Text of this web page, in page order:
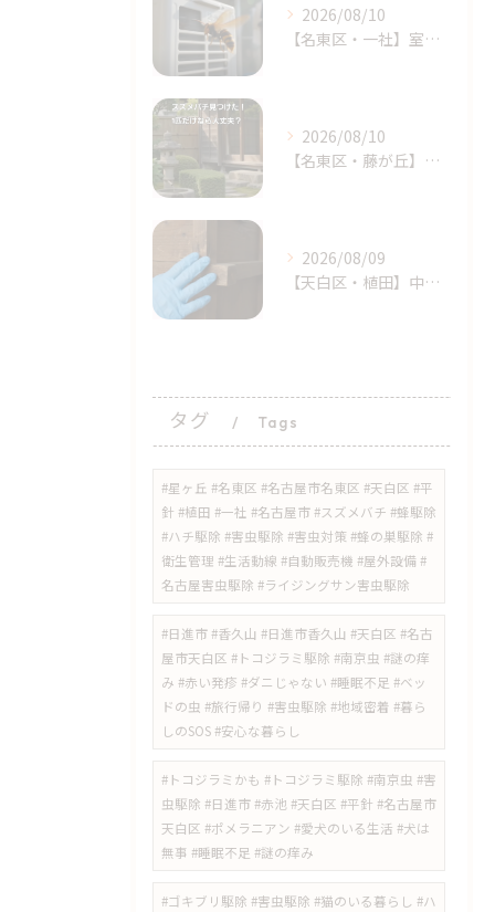
2026/08/10
【名東区・一社】室外機からハチが飛び出した！ベランダのアシナガバチに注意｜ライジング・サン害虫駆除
2026/08/10
【名東区・藤が丘】スズメバチが1匹だけ飛んでいたら？庭や軒下...
2026/08/09
【天白区・植田】中古家具のトコジラミ（南京虫）に注意！持ち込む前のチェックポイント｜ライジング・サン害虫駆除
タグ Tags
#星ヶ丘 #名東区 #名古屋市名東区 #天白区 #平
針 #植田 #一社 #名古屋市 #スズメバチ #蜂駆除
#ハチ駆除 #害虫駆除 #害虫対策 #蜂の巣駆除 #
衛生管理 #生活動線 #自動販売機 #屋外設備 #
名古屋害虫駆除 #ライジングサン害虫駆除
​#日進市 #香久山 #日進市香久山 #天白区 #名古
屋市天白区 #トコジラミ駆除 #南京虫 #謎の痒
み #赤い発疹 #ダニじゃない #睡眠不足 #ベッ
ドの虫 #旅行帰り #害虫駆除 #地域密着 #暮ら
しのSOS #安心な暮らし
​#トコジラミかも #トコジラミ駆除 #南京虫 #害
虫駆除 #日進市 #赤池 #天白区 #平針 #名古屋市
天白区 #ポメラニアン #愛犬のいる生活 #犬は
無事 #睡眠不足 #謎の痒み
​#ゴキブリ駆除 #害虫駆除 #猫のいる暮らし #ハ